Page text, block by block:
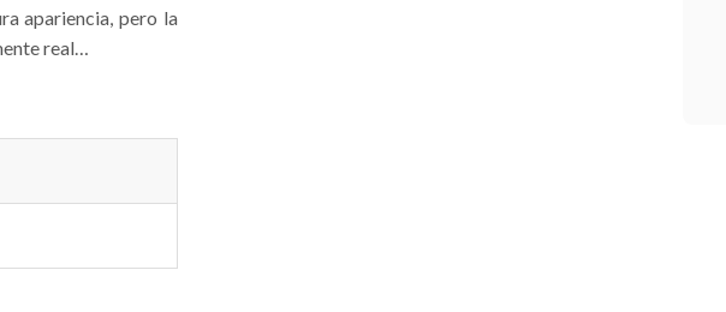
apariencia, pero la
real…